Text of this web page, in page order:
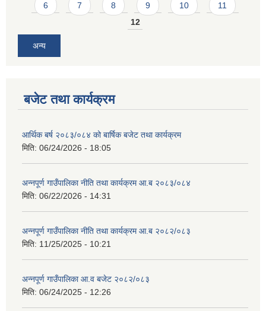
6 7 8 9 10
11
12
अन्य
बजेट तथा कार्यक्रम
आर्थिक बर्ष २०८३/०८४ को बार्षिक बजेट तथा कार्यक्रम
मिति: 06/24/2026 - 18:05
अन्नपूर्ण गाउँपालिका नीति तथा कार्यक्रम आ.ब २०८३/०८४
मिति: 06/22/2026 - 14:31
अन्नपूर्ण गाउँपालिका नीति तथा कार्यक्रम आ.ब २०८२/०८३
मिति: 11/25/2025 - 10:21
अन्नपूर्ण गाउँपालिका आ.व बजेट २०८२/०८३
मिति: 06/24/2025 - 12:26